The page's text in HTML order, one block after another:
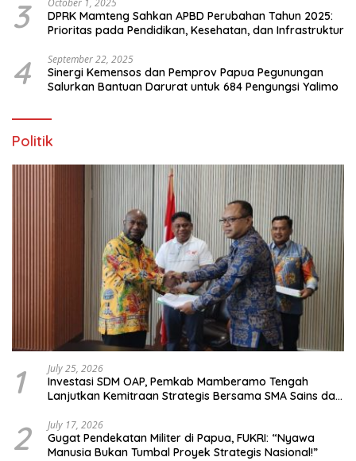
3 October 1, 2025
DPRK Mamteng Sahkan APBD Perubahan Tahun 2025:
Prioritas pada Pendidikan, Kesehatan, dan Infrastruktur
4 September 22, 2025
Sinergi Kemensos dan Pemprov Papua Pegunungan
Salurkan Bantuan Darurat untuk 684 Pengungsi Yalimo
Politik
1 July 25, 2026
Investasi SDM OAP, Pemkab Mamberamo Tengah
Lanjutkan Kemitraan Strategis Bersama SMA Sains dan
2 July 17, 2026
Gugat Pendekatan Militer di Papua, FUKRI: “Nyawa
Manusia Bukan Tumbal Proyek Strategis Nasional!”